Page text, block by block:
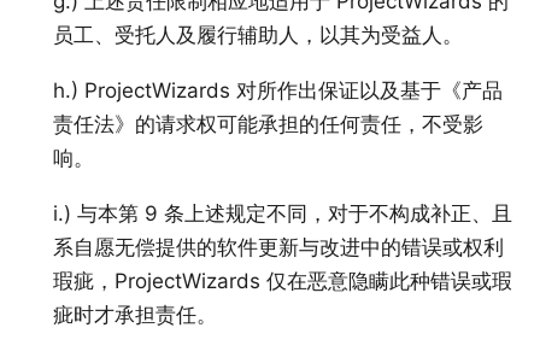
员工、受托人及履行辅助人，以其为受益人。
h.) ProjectWizards 对所作出保证以及基于《产品
责任法》的请求权可能承担的任何责任，不受影
响。
i.) 与本第 9 条上述规定不同，对于不构成补正、且
系自愿无偿提供的软件更新与改进中的错误或权利
瑕疵，ProjectWizards 仅在恶意隐瞒此种错误或瑕
疵时才承担责任。